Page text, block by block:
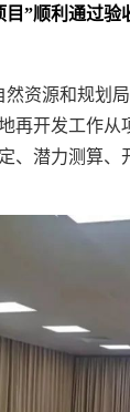
目”顺利通过验
然资源和规划
再开发工作
、潜力测算